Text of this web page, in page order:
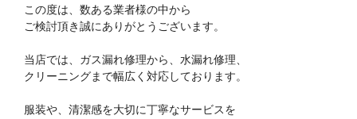
この度は、数ある業者様の中から
ご検討頂き誠にありがとうございます。
当店では、ガス漏れ修理から、水漏れ修理、
クリーニングまで幅広く対応しております。
服装や、清潔感を大切に丁寧なサービスを